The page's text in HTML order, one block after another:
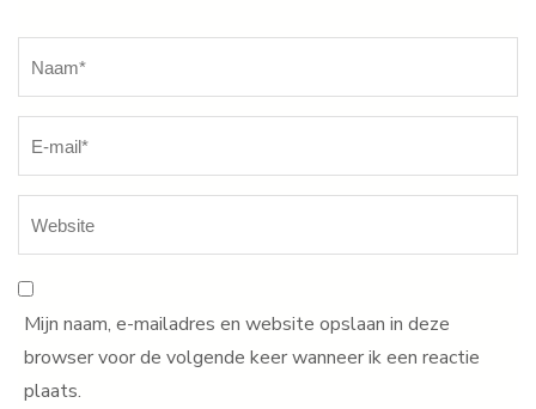
Mijn naam, e-mailadres en website opslaan in deze
browser voor de volgende keer wanneer ik een reactie
plaats.